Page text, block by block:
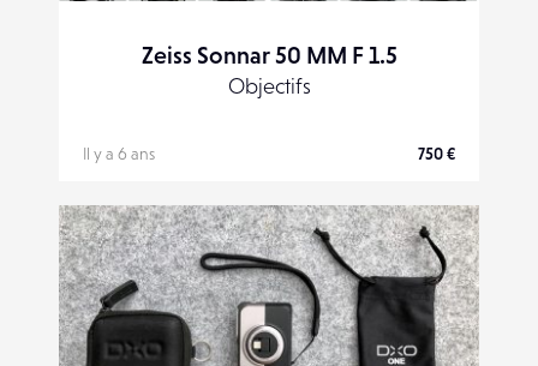
Zeiss Sonnar 50 MM F 1.5
Objectifs
Il y a 6 ans 750 €